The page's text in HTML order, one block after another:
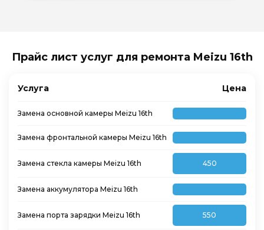
Прайс лист услуг для ремонта Meizu 16th
Услуга Цена
Замена основной камеры Meizu 16th
Замена фронтальной камеры Meizu 16th
Замена стекла камеры Meizu 16th 450
Замена аккумулятора Meizu 16th
Замена порта зарядки Meizu 16th 550